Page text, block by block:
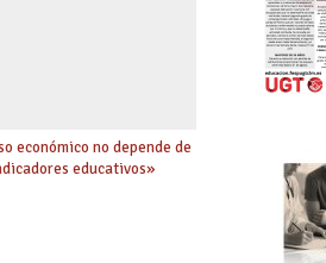
económico no depende de
educativos»